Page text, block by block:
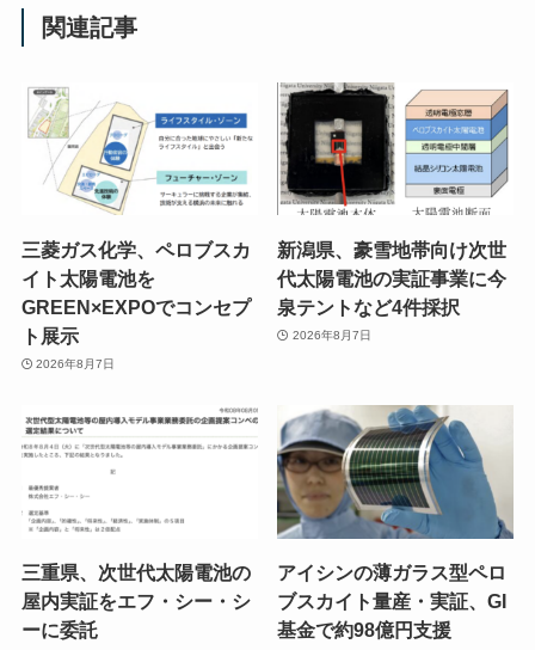
関連記事
三菱ガス化学、ペロブスカ
イト太陽電池を
GREEN×EXPOでコンセプ
ト展示
2026年8月7日
新潟県、豪雪地帯向け次世
代太陽電池の実証事業に今
泉テントなど4件採択
2026年8月7日
三重県、次世代太陽電池の
屋内実証をエフ・シー・シ
ーに委託
アイシンの薄ガラス型ペロ
ブスカイト量産・実証、GI
基金で約98億円支援